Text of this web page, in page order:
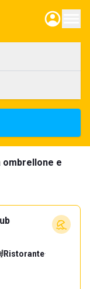
ombrellone e
Ristorante·